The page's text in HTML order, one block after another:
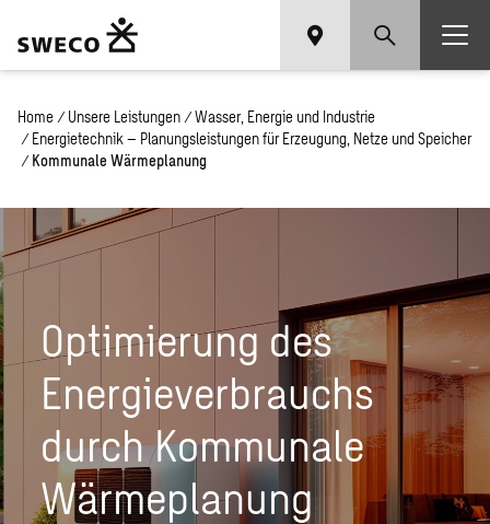
Home / Unsere Leistungen / Wasser, Energie und Industrie
/ Energietechnik – Planungsleistungen für Erzeugung, Netze und Speicher
/ Kommunale Wärmeplanung
Optimierung des
Energieverbrauchs
durch Kommunale
Wärmeplanung